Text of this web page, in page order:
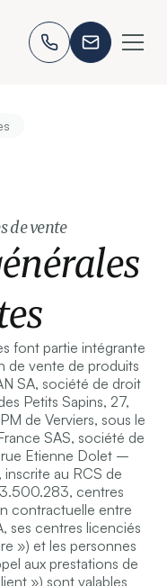
de vente
font partie intégrante
de vente de produits
SA, société de droit
Petits Sapins, 27,
de Verviers, sous le
SAS, société de
rue Etienne Dolet –
au RCS de
centres
contractuelle entre
ses centres licenciés
») et les personnes
aux prestations de
») sont valables